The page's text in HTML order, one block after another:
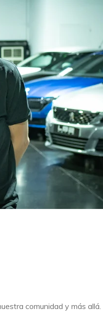
comunidad y más